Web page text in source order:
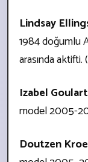
Lindsay
1984 doğumlu
arasında aktifti.
Izabel
model2005-
Doutzen